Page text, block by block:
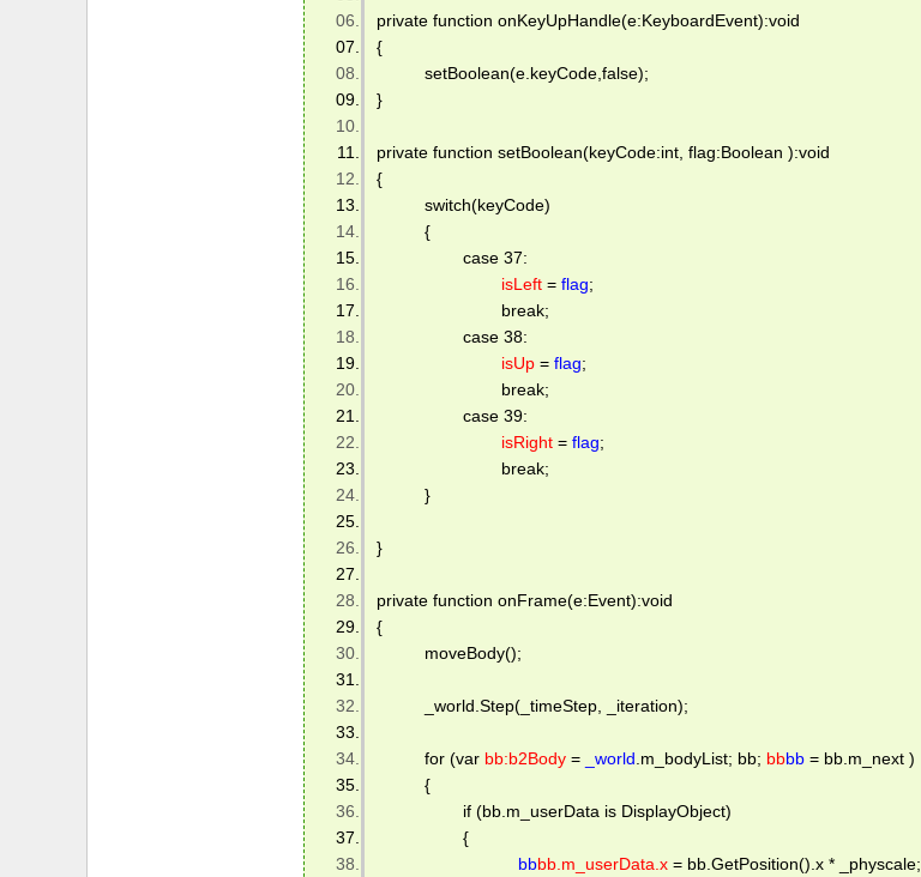
private function onKeyUpHandle(e:KeyboardEvent):void
{
setBoolean(e.keyCode,false);
}
private function setBoolean(keyCode:int, flag:Boolean ):void
{
switch(keyCode)
{
case 37:
isLeft = flag;
break;
case 38:
isUp = flag;
break;
case 39:
isRight = flag;
break;
}
}
private function onFrame(e:Event):void
{
moveBody();
_world.Step(_timeStep, _iteration);
for (var bb:b2Body = _world .m_bodyList; bb; bbbb = bb.m_next )
{
if (bb.m_userData is DisplayObject)
{
bbbb.m_userData.x = bb.GetPosition().x * _physcale;